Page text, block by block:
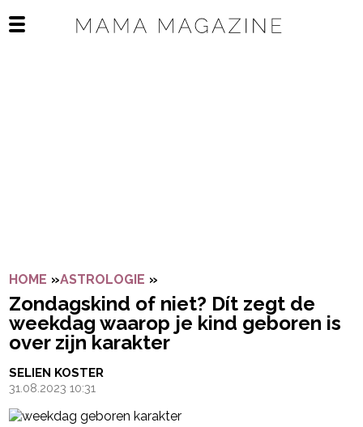
Open het mobiele menu
HOME »ASTROLOGIE »
Zondagskind of niet? Dít zegt de
weekdag waarop je kind geboren is
over zijn karakter
SELIEN KOSTER
31.08.2023 10:31